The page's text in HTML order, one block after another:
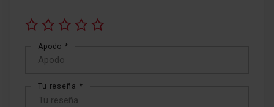
star
stars
stars
stars
starsApodo
Tu reseña